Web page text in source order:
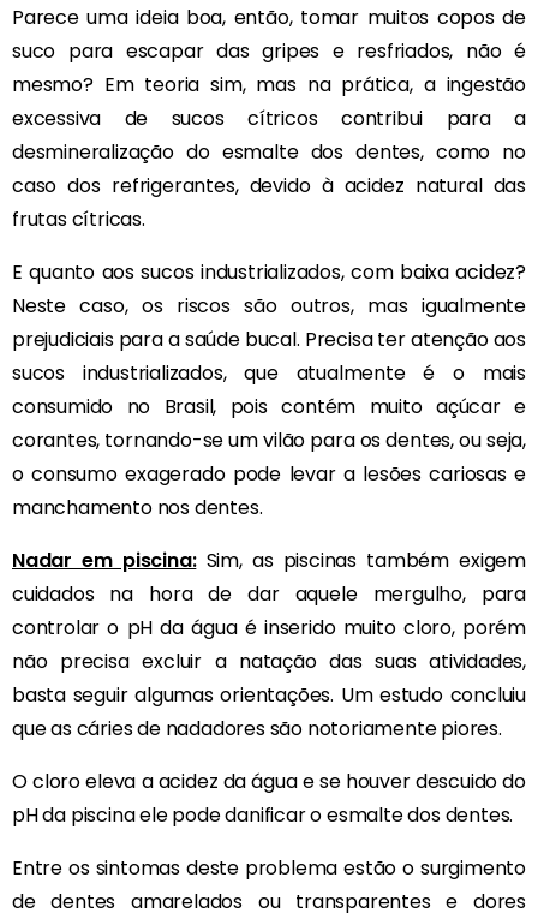
Parece uma ideia boa, então, tomar muitos copos de
suco para escapar das gripes e resfriados, não é
mesmo? Em teoria sim, mas na prática, a ingestão
excessiva de sucos cítricos contribui para a
desmineralização do esmalte dos dentes, como no
caso dos refrigerantes, devido à acidez natural das
frutas cítricas.
E quanto aos sucos industrializados, com baixa acidez?
Neste caso, os riscos são outros, mas igualmente
prejudiciais para a saúde bucal. Precisa ter atenção aos
sucos industrializados, que atualmente é o mais
consumido no Brasil, pois contém muito açúcar e
corantes, tornando-se um vilão para os dentes, ou seja,
o consumo exagerado pode levar a lesões cariosas e
manchamento nos dentes.
Nadar em piscina:Sim, as piscinas também exigem
cuidados na hora de dar aquele mergulho, para
controlar o pH da água é inserido muito cloro, porém
não precisa excluir a natação das suas atividades,
basta seguir algumas orientações. Um estudo concluiu
que as cáries de nadadores são notoriamente piores.
O cloro eleva a acidez da água e se houver descuido do
pH da piscina ele pode danificar o esmalte dos dentes.
Entre os sintomas deste problema estão o surgimento
de dentes amarelados ou transparentes e dores